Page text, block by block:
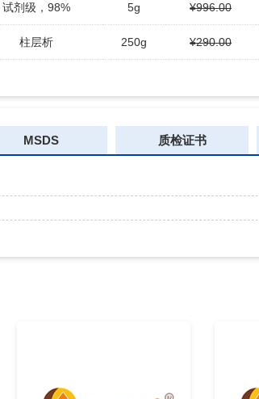
试剂级，98% 5g ¥996.00
柱层析 250g ¥290.00
MSDS 质检证书